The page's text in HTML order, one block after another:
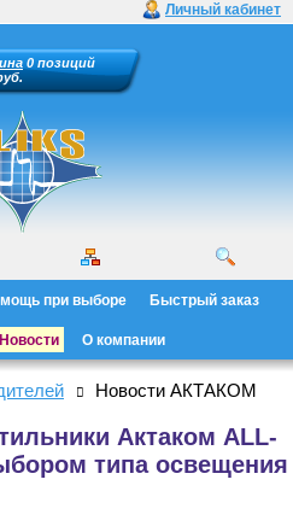
Личный кабинет
0 позиций
при выборе Быстрый заказ
Новости О компании
Новости АКТАКОМ
Актаком ALL-
типа освещения